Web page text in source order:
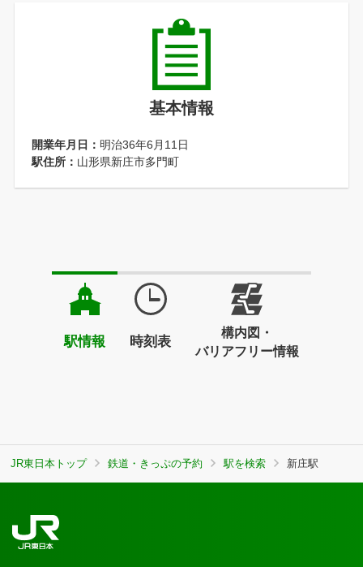
基本情報
開業年月日： 明治36年6月11日
駅住所： 山形県新庄市多門町
駅情報 時刻表
構内図・
バリアフリー情報
JR東日本トップ 鉄道・きっぷの予約 駅を検索 新庄駅